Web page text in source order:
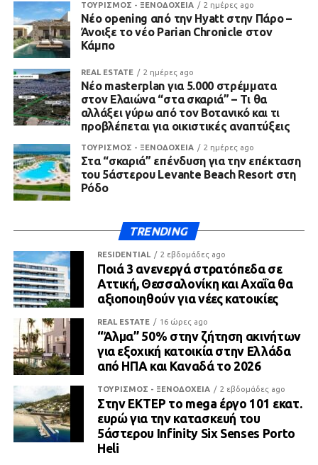
ΤΟΥΡΙΣΜΟΣ - ΞΕΝΟΔΟΧΕΙΑ 2 ημέρες ago
Νέο opening από την Hyatt στην Πάρο –
Άνοιξε το νέο Parian Chronicle στον
Κάμπο
REAL ESTATE 2 ημέρες ago
Νέο masterplan για 5.000 στρέμματα
στον Ελαιώνα “στα σκαριά” – Τι θα
αλλάξει γύρω από τον Βοτανικό και τι
προβλέπεται για οικιστικές αναπτύξεις
ΤΟΥΡΙΣΜΟΣ - ΞΕΝΟΔΟΧΕΙΑ 2 ημέρες ago
Στα “σκαριά” επένδυση για την επέκταση
του 5άστερου Levante Beach Resort στη
Ρόδο
TRENDING
RESIDENTIAL 2 εβδομάδες ago
Ποιά 3 ανενεργά στρατόπεδα σε
Αττική, Θεσσαλονίκη και Αχαΐα θα
αξιοποιηθούν για νέες κατοικίες
REAL ESTATE 16 ώρες ago
“Άλμα” 50% στην ζήτηση ακινήτων
για εξοχική κατοικία στην Ελλάδα
από ΗΠΑ και Καναδά το 2026
ΤΟΥΡΙΣΜΟΣ - ΞΕΝΟΔΟΧΕΙΑ 2 εβδομάδες ago
Στην ΕΚΤΕΡ το mega έργο 101 εκατ.
ευρώ για την κατασκευή του
5άστερου Infinity Six Senses Porto
Heli